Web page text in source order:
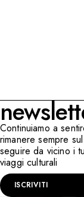
Continuiamo a
rimanere sempre
seguire da vicino i
viaggi culturali
ISCRIVITI